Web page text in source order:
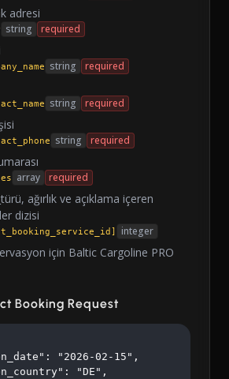
adresi
string required
string required
string required
string required
array required
ağırlık ve açıklama içeren
dizisi
integer
için Baltic Cargoline PRO
Booking Request
"2026-02-15",
"DE",